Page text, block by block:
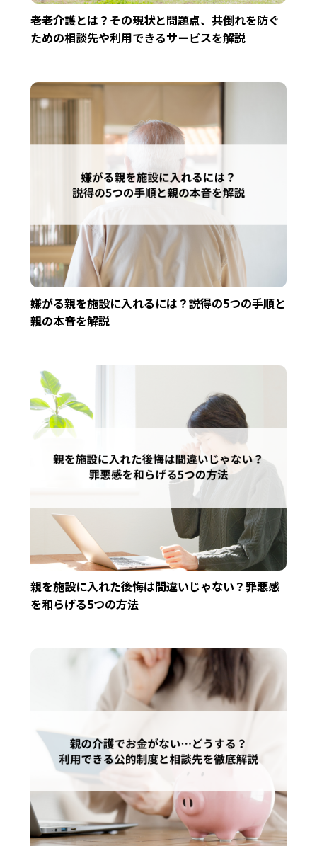
老老介護とは？その現状と問題点、共倒れを防ぐ
ための相談先や利用できるサービスを解説
嫌がる親を施設に入れるには？説得の5つの手順と
親の本音を解説
親を施設に入れた後悔は間違いじゃない？罪悪感
を和らげる5つの方法